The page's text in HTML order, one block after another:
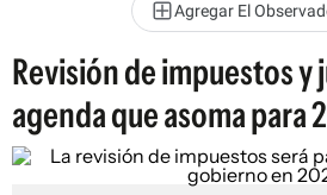
Agregar El
Revisión de impuestos y
agenda que asoma para